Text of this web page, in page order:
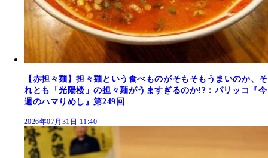
【赤担々麺】担々麺という食べものがそもそもうまいのか、そ
れとも「光陽楼」の担々麺がうますぎるのか!?：パリッコ『今
週のハマりめし』第249回
2026年07月31日 11:40